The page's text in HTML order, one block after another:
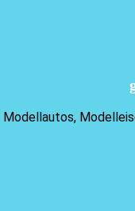
Modellautos,